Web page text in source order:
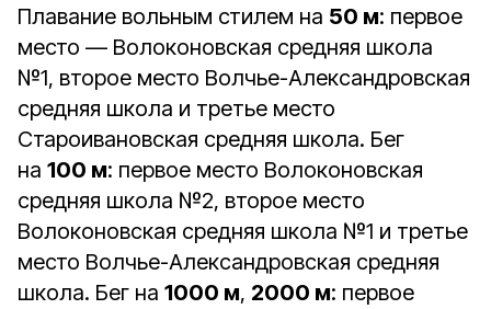
Плавание вольным стилем на 50 м: первое
место — Волоконовская средняя школа
№1, второе место Волчье-Александровская
средняя школа и третье место
Староивановская средняя школа. Бег
на 100 м: первое место Волоконовская
средняя школа №2, второе место
Волоконовская средняя школа №1 и третье
место Волчье-Александровская средняя
школа. Бег на 1000 м, 2000 м: первое